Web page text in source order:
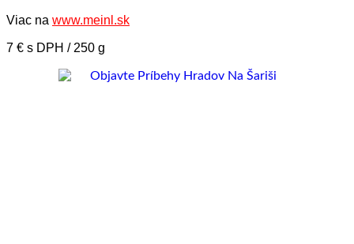
Viac na www.meinl.sk
7 € s DPH / 250 g